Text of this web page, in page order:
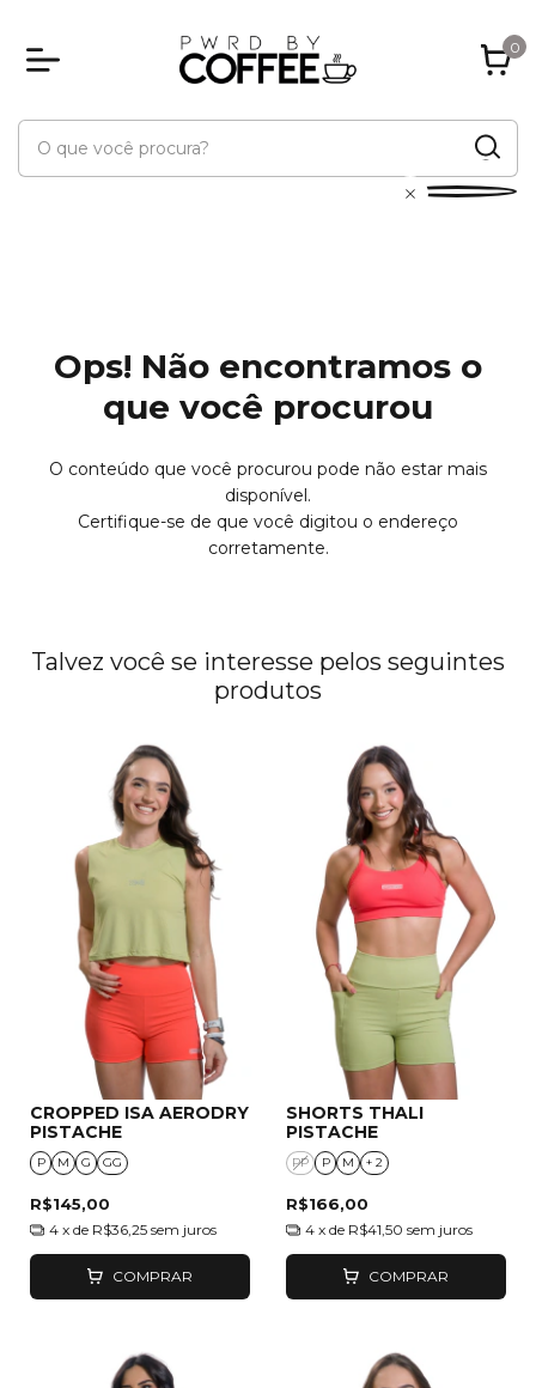
0
Ops! Não encontramos o
que você procurou
O conteúdo que você procurou pode não estar mais
disponível.
Certifique-se de que você digitou o endereço
corretamente.
Talvez você se interesse pelos seguintes
produtos
CROPPED ISA AERODRY
PISTACHE
P M G GG
R$145,00
4 x de R$36,25 sem juros
COMPRAR
SHORTS THALI
PISTACHE
PP P M + 2
R$166,00
4 x de R$41,50 sem juros
COMPRAR